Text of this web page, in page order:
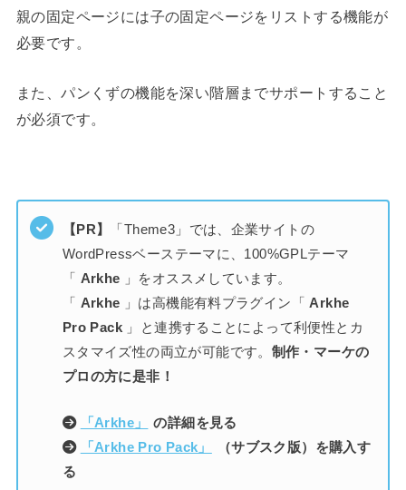
親の固定ページには子の固定ページをリストする機能が
必要です。
また、パンくずの機能を深い階層までサポートすること
が必須です。
【PR】
「Theme3」では、企業サイトの
WordPressベーステーマに、100%GPLテーマ
「 Arkhe 」をオススメしています。
「 Arkhe 」は高機能有料プラグイン「 Arkhe
Pro Pack 」と連携することによって利便性とカ
スタマイズ性の両立が可能です。 制作・マーケの
プロの方に是非！
「Arkhe」
の詳細を見る
「Arkhe Pro Pack」
（サブスク版）を購入す
る